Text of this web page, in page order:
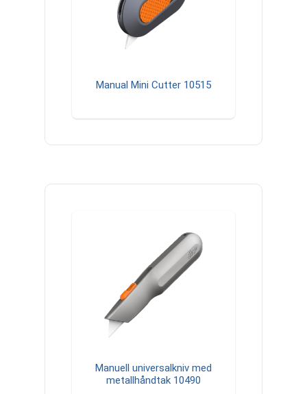
Manual Mini Cutter 10515
Manuell universalkniv med
metallhåndtak 10490